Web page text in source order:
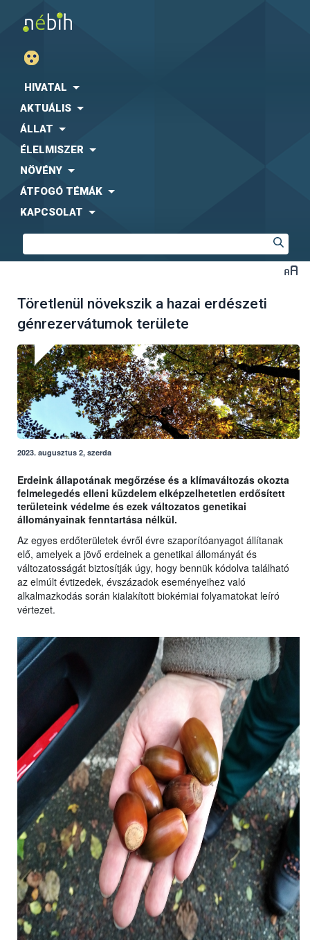
HIVATAL
AKTUÁLIS
ÁLLAT
ÉLELMISZER
NÖVÉNY
ÁTFOGÓ TÉMÁK
KAPCSOLAT
Töretlenül növekszik a hazai erdészeti
génrezervátumok területe
2023. augusztus 2, szerda
Erdeink állapotának megőrzése és a klímaváltozás okozta
felmelegedés elleni küzdelem elképzelhetetlen erdősített
területeink védelme és ezek változatos genetikai
állományainak fenntartása nélkül.
Az egyes erdőterületek évről évre szaporítóanyagot állítanak
elő, amelyek a jövő erdeinek a genetikai állományát és
változatosságát biztosítják úgy, hogy bennük kódolva található
az elmúlt évtizedek, évszázadok eseményeihez való
alkalmazkodás során kialakított biokémiai folyamatokat leíró
vértezet.